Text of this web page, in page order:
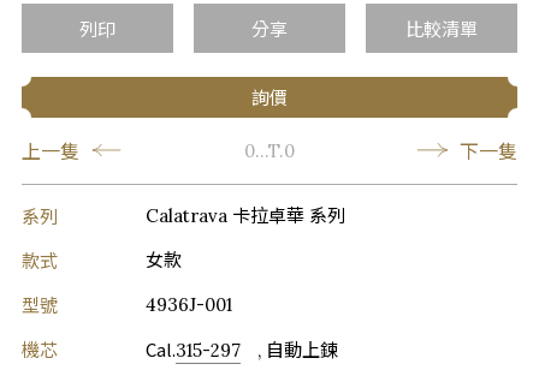
列印 分享 比較清單
詢價
上一隻 0...T.0 下一隻
系列 Calatrava 卡拉卓華 系列
款式 女款
型號 4936J-001
機芯 Cal.315-297 , 自動上鍊